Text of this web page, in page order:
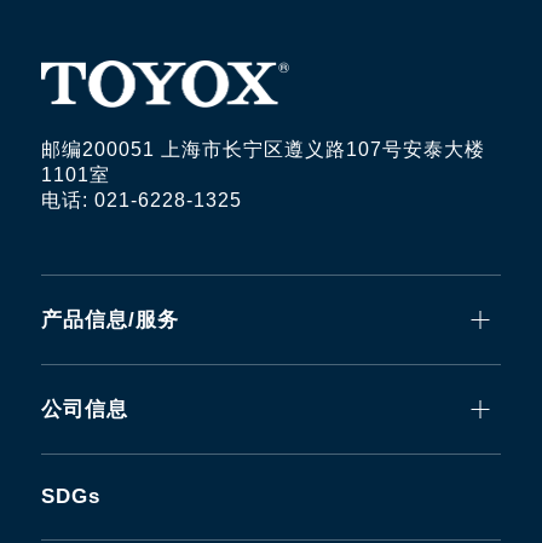
邮编200051 上海市长宁区遵义路107号安泰大楼
1101室
电话: 021-6228-1325
产品信息/服务
公司信息
SDGs